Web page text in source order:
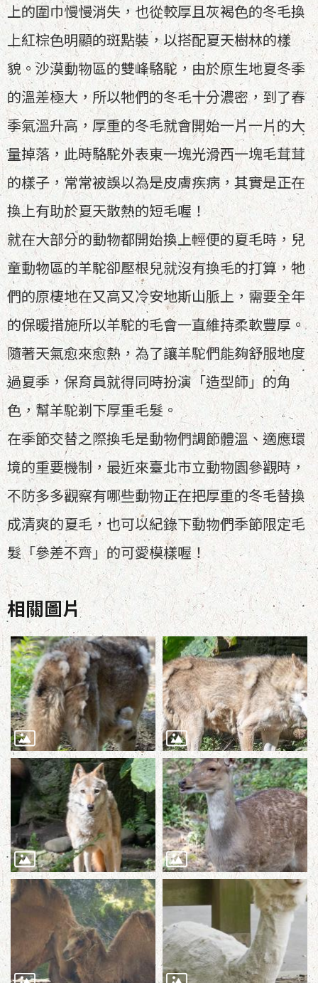
上的圍巾慢慢消失，也從較厚且灰褐色的冬毛換
上紅棕色明顯的斑點裝，以搭配夏天樹林的樣
貌。沙漠動物區的雙峰駱駝，由於原生地夏冬季
的溫差極大，所以牠們的冬毛十分濃密，到了春
季氣溫升高，厚重的冬毛就會開始一片一片的大
量掉落，此時駱駝外表東一塊光滑西一塊毛茸茸
的樣子，常常被誤以為是皮膚疾病，其實是正在
換上有助於夏天散熱的短毛喔！
就在大部分的動物都開始換上輕便的夏毛時，兒
童動物區的羊駝卻壓根兒就沒有換毛的打算，牠
們的原棲地在又高又冷安地斯山脈上，需要全年
的保暖措施所以羊駝的毛會一直維持柔軟豐厚。
隨著天氣愈來愈熱，為了讓羊駝們能夠舒服地度
過夏季，保育員就得同時扮演「造型師」的角
色，幫羊駝剃下厚重毛髮。
在季節交替之際換毛是動物們調節體溫、適應環
境的重要機制，最近來臺北市立動物園參觀時，
不防多多觀察有哪些動物正在把厚重的冬毛替換
成清爽的夏毛，也可以紀錄下動物們季節限定毛
髮「參差不齊」的可愛模樣喔！
相關圖片